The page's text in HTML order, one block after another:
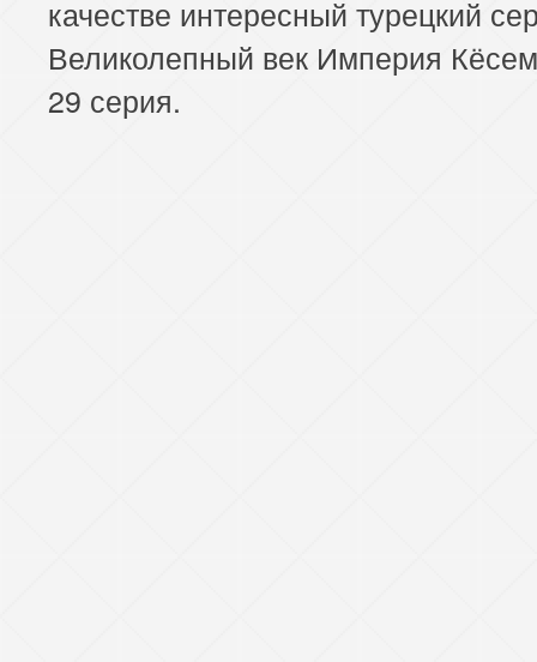
качестве интересный турецкий
Великолепный век Империя
29 серия.